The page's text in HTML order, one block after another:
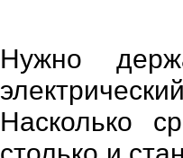
Нужно
Насколько